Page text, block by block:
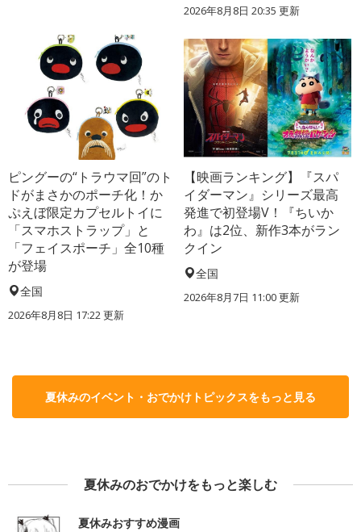
2026年8月8日 20:35 更新
ピングーの“トラウマ回”のト
ドがまさかのポーチ化！か
ぷえぼ限定カプセルトイに
「スマホストラップ」と
「フェイスポーチ」全10種
が登場
全国
2026年8月8日 17:22更新
【映画ランキング】『スパ
イダーマン』シリーズ最高
発進で初登場V！『ちいか
わ』は2位、新作3本がラン
クイン
全国
2026年8月7日 11:00更新
夏休みのイベント・おでかけトピックスをもっと見る
夏休みのおでかけをもっと楽しむ
夏休みおすすめ漫画